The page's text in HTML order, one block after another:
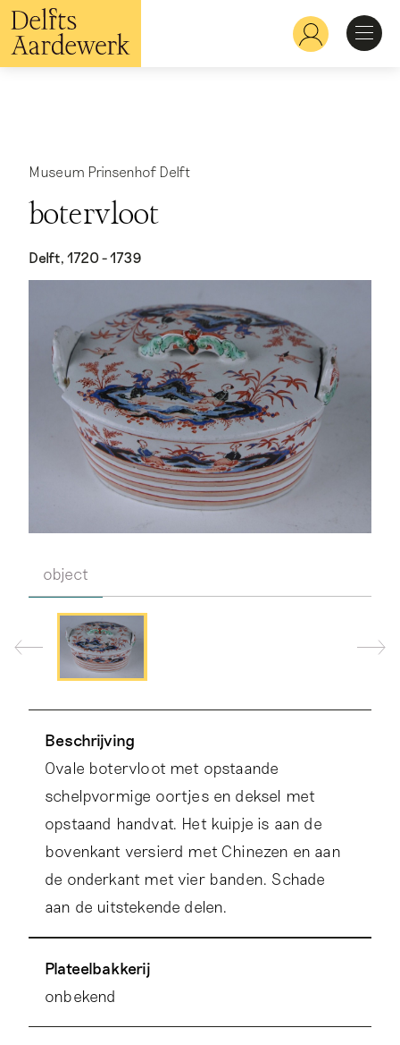
Overslaan
en
naar
de
Hoofdnavigatie
Bekijken
Verdiepen
Museum Prinsenhof Delft
botervloot
Delft, 1720 - 1739
object
Beschrijving
Ovale botervloot met opstaande
schelpvormige oortjes en deksel met
opstaand handvat. Het kuipje is aan de
bovenkant versierd met Chinezen en aan
de onderkant met vier banden. Schade
aan de uitstekende delen.
Plateelbakkerij
onbekend